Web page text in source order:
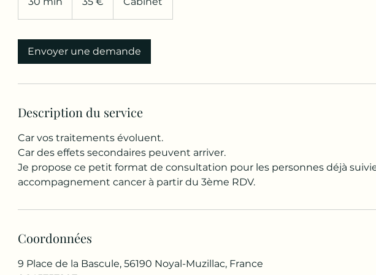
0
Envoyer une demande
Description du service
Car vos traitements évoluent.
Car des effets secondaires peuvent arriver.
Je propose ce petit format de consultation pour les personnes déjà
accompagnement cancer à partir du 3ème RDV.
Coordonnées
9 Place de la Bascule, 56190 Noyal-Muzillac, France